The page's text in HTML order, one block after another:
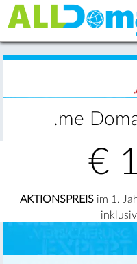
.me
€
AKTIONSPREIS im 1.